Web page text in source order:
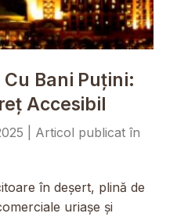
Bani Puțini:
Accesibil
în deșert, plină de
uriașe și